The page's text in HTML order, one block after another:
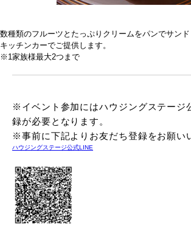
数種類のフルーツとたっぷりクリームをパンでサン
キッチンカーでご提供します。
※1家族様最大2つまで
※イベント参加にはハウジングステージ
録が必要となります。
※事前に下記よりお友だち登録をお願い
ハウジングステージ公式LINE